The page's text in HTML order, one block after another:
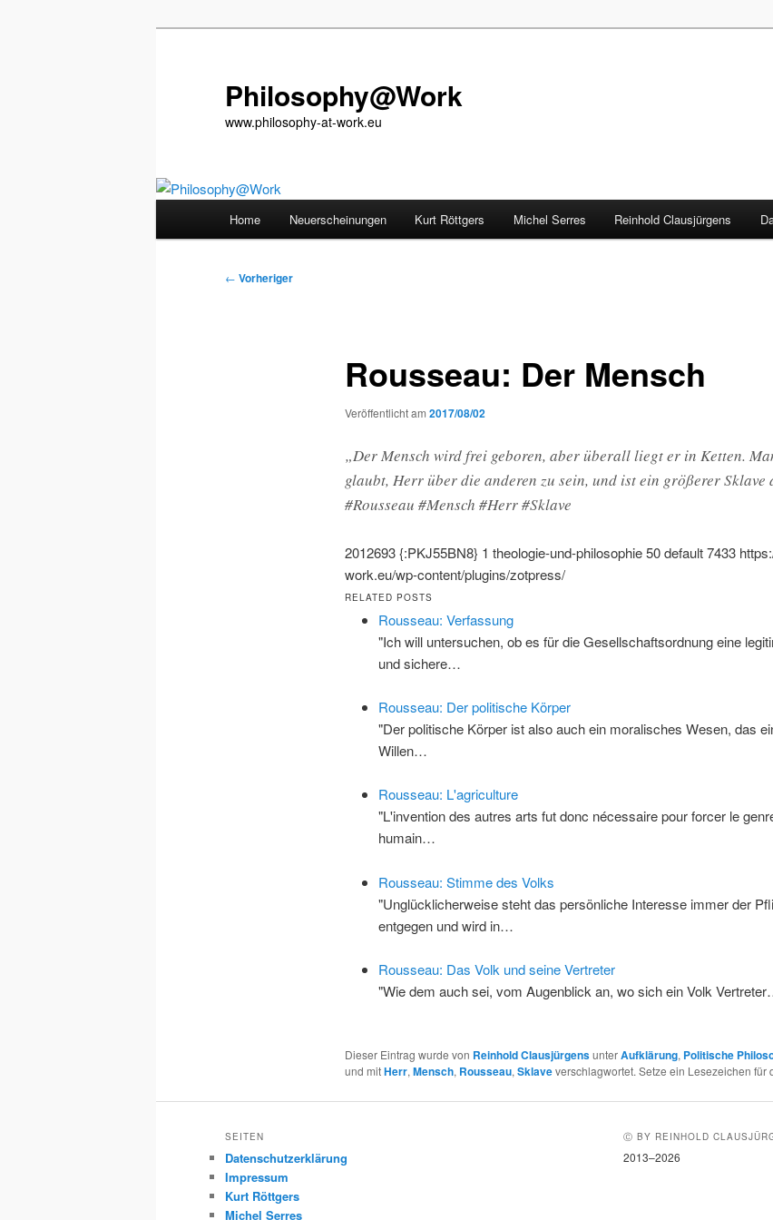
Philosophy@Work
www.philosophy-at-work.eu
Home Neuerscheinungen Kurt Röttgers Michel Serres Reinhold Clausjürgens
Beitragsnavigation
← Vorheriger
Rousseau: Der Mensch
Veröffentlicht am 2017/08/02
„Der Mensch wird frei geboren, aber überall liegt er in Ketten.
glaubt, Herr über die anderen zu sein, und ist ein größerer Sklave
#Rousseau #Mensch #Herr #Sklave
2012693{:PKJ55BN8} 1 theologie-und-philosophie50default7433
work.eu/wp-content/plugins/zotpress/
RELATED POSTS
Rousseau: Verfassung
"Ich will untersuchen, ob es für die Gesellschaftsordnung eine
und sichere…
Rousseau: Der politische Körper
"Der politische Körper ist also auch ein moralisches Wesen, das
Willen…
Rousseau: L'agriculture
"L'invention des autres arts fut donc nécessaire pour forcer le
humain…
Rousseau: Stimme des Volks
"Unglücklicherweise steht das persönliche Interesse immer der
entgegen und wird in…
Rousseau: Das Volk und seine Vertreter
"Wie dem auch sei, vom Augenblick an, wo sich ein Volk
Dieser Eintrag wurde von Reinhold ClausjürgensunterAufklärung, Politische
und mitHerr, Mensch, Rousseau, Sklaveverschlagwortet. Setze ein Lesezeichen für
SEITEN
Datenschutzerklärung
Impressum
Kurt Röttgers
Michel Serres
Ⓒ BY REINHOLD
2013–2026